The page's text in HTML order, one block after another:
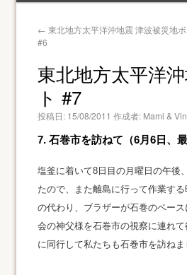
← 東北地方太平洋沖地震 津波被災地
#6
東北地方太平洋
ト #7
投稿日: 15/08/2011 作成者: Mami &
7. 石巻市を訪ねて（6月6日、最
塩釜に着いて8日目の月曜日の午後
たので、また離島に行って作業す
の代わり、ブラザーが石巻のベー
会の神父様を石巻市の視察に連れ
に同行して私たちも石巻市を訪ねま